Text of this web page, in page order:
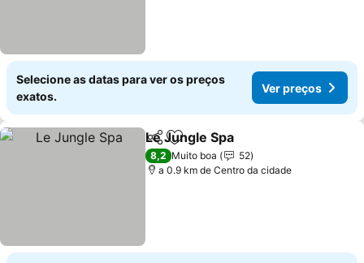
Selecione as datas para ver os preços
exatos.
Ver preços
PartilharAdicionar aos favoritos
Le Jungle Spa
8,2 Muito boa
52
a 0.9 km de Centro da cidade